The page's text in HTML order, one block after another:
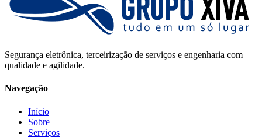
Segurança eletrônica, terceirização de serviços e engenharia com
qualidade e agilidade.
Navegação
Início
Sobre
Serviços